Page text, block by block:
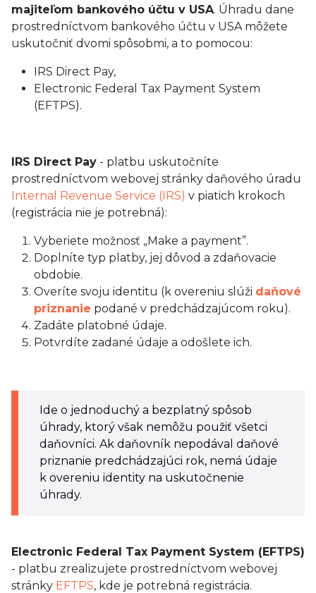
majiteľom bankového účtu v USA. Úhradu dane
prostredníctvom bankového účtu v USA môžete
uskutočniť dvomi spôsobmi, a to pomocou:
IRS Direct Pay,
Electronic Federal Tax Payment System
(EFTPS).
IRS Direct Pay - platbu uskutočníte
prostredníctvom webovej stránky daňového úradu
Internal Revenue Service (IRS) v piatich krokoch
(registrácia nie je potrebná):
Vyberiete možnosť „Make a payment”.
Doplníte typ platby, jej dôvod a zdaňovacie
obdobie.
Overíte svoju identitu (k overeniu slúži daňové
priznanie podané v predchádzajúcom roku).
Zadáte platobné údaje.
Potvrdíte zadané údaje a odošlete ich.
Ide o jednoduchý a bezplatný spôsob
úhrady, ktorý však nemôžu použiť všetci
daňovníci. Ak daňovník nepodával daňové
priznanie predchádzajúci rok, nemá údaje
k overeniu identity na uskutočnenie
úhrady.
Electronic Federal Tax Payment System (EFTPS)
- platbu zrealizujete prostredníctvom webovej
stránky EFTPS, kde je potrebná registrácia.